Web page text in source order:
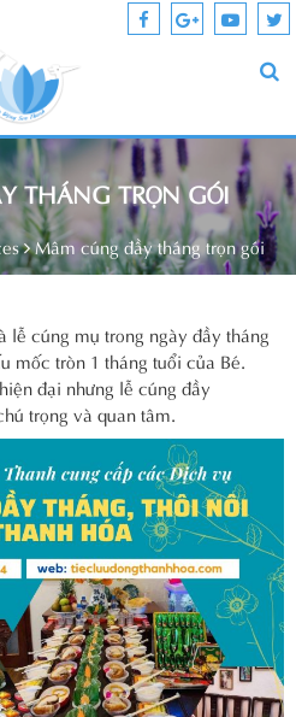
THÁNG TRỌN GÓI
Mâm cúng đầy tháng trọn gói
lễ cúng mụ trong ngày đầy tháng
mốc tròn 1 tháng tuổi của Bé.
đại nhưng lễ cúng đầy
trọng và quan tâm.